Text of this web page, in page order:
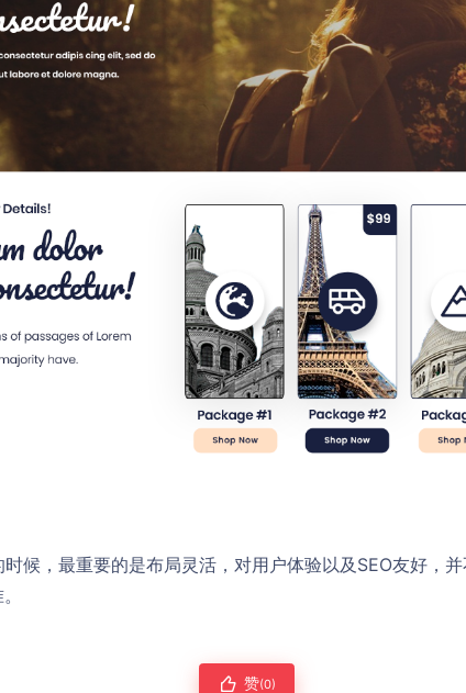
候，最重要的是布局灵活，对用户体验以及SEO友好，并
赞(0)